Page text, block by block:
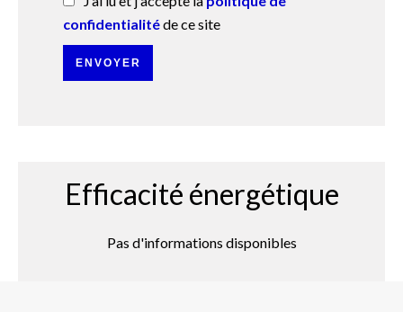
confidentialitéde ce site
ENVOYER
Efficacité énergétique
Pas d'informations disponibles